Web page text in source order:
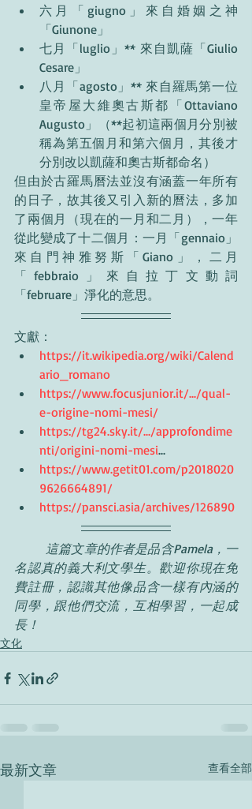
六月「giugno」來自婚姻之神
「Giunone」
七月「luglio」** 來自凱薩「Giulio
Cesare」
八月「agosto」** 來自羅馬第一位
皇帝屋大維奧古斯都「Ottaviano
Augusto」（**起初這兩個月分別被
稱為第五個月和第六個月，其後才
分別改以凱薩和奧古斯都命名）
但由於古羅馬曆法並沒有涵蓋一年所有
的日子，故其後又引入新的曆法，多加
了兩個月（現在的一月和二月），一年
從此變成了十二個月：一月「gennaio」
來自門神雅努斯「Giano」，二月
「febbraio」來自拉丁文動詞
「februare」淨化的意思。
文獻：
https://it.wikipedia.org/wiki/Calend
ario_romano
https://www.focusjunior.it/.../qual-
e-origine-nomi-mesi/
https://tg24.sky.it/.../approfondime
nti/origini-nomi-mesi...
https://www.getit01.com/p2018020
9626664891/
https://pansci.asia/archives/126890
名認真的義大利文學生。歡迎你現在免
費註冊，認識其他像品含一樣有內涵的
同學，跟他們交流，互相學習，一起成
長！
文化
最新文章 查看全部